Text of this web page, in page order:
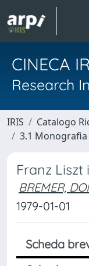
CINECA
Research
IRIS Catalogo
3.1
Franz Liszt
BREMER,
1979-01-01
Scheda